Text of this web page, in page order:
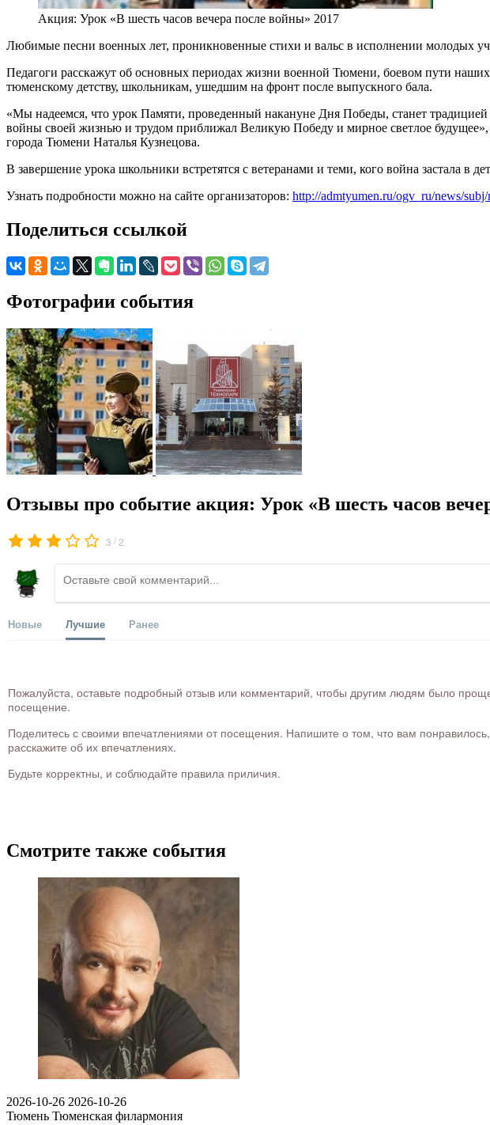
Акция: Урок «В шесть часов вечера после войны» 2017
Любимые песни военных лет, проникновенные стихи и вальс в исполнении молодых
Педагоги расскажут об основных периодах жизни военной Тюмени, боевом пути
тюменскому детству, школьникам, ушедшим на фронт после выпускного бала.
«Мы надеемся, что урок Памяти, проведенный накануне Дня Победы, станет
войны своей жизнью и трудом приближал Великую Победу и мирное светлое
города Тюмени Наталья Кузнецова.
В завершение урока школьники встретятся с ветеранами и теми, кого война застала
Узнать подробности можно на сайте организаторов: http://admtyumen.ru/ogv_ru/news/
Поделиться ссылкой
Фотографии события
Отзывы про событие акция: Урок «В шесть часов
3 /2
Новые Лучшие Ранее
Пожалуйста, оставьте подробный отзыв или комментарий, чтобы другим людям было
посещение.
Поделитесь с своими впечатлениями от посещения. Напишите о том, что вам
расскажите об их впечатлениях.
Будьте корректны, и соблюдайте правила приличия.
Смотрите также события
2026-10-26 2026-10-26
Тюмень Тюменская филармония